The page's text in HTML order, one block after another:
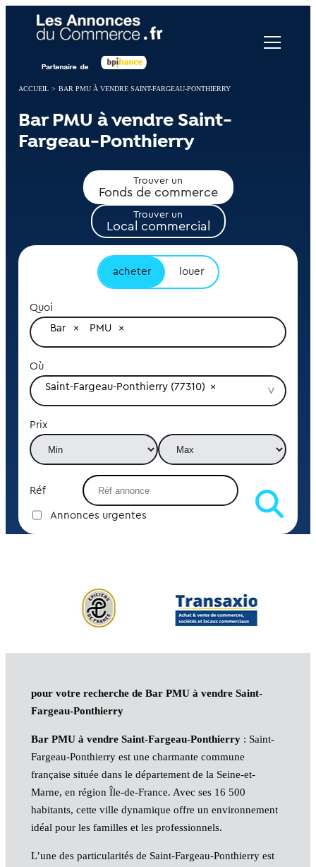
ACCUEIL > BAR PMU À VENDRE SAINT-FARGEAU-PONTHIERRY
Bar PMU à vendre Saint-
Fargeau-Ponthierry
Trouver un
Fonds de commerce
Trouver un
Local commercial
acheter louer
Quoi
Bar
PMU
Où
Saint-Fargeau-Ponthierry (77310)
Prix
Réf
Annonces urgentes
pour votre recherche de Bar PMU à vendre Saint-
Fargeau-Ponthierry
Bar PMU à vendre Saint-Fargeau-Ponthierry: Saint-
Fargeau-Ponthierry est une charmante commune
française située dans le département de la Seine-et-
Marne, en région Île-de-France. Avec ses 16 500
habitants, cette ville dynamique offre un environnement
idéal pour les familles et les professionnels.
L’une des particularités de Saint-Fargeau-Ponthierry est
Panneau de gestion des cookies